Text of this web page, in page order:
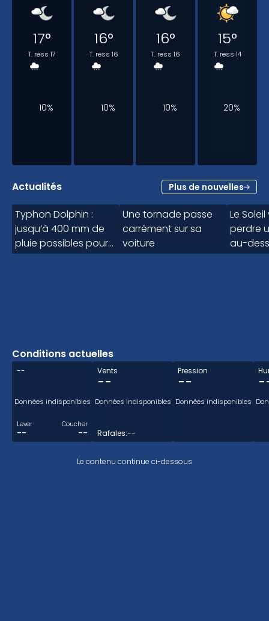
17°
T. ress 17
10%
16°
T. ress 16
10%
16°
T. ress 16
10%
15°
T. ress 14
20%
15°
T. ress 14
Conditions actuelles
--
Lever
--
Coucher
--
Données indisponibles
Vents
--
Rafales:--
Données indisponibles
Pression
--
Données indisponibles
Le contenu continue ci-dessous
Actualités Plus de nouvelles
Typhon Dolphin :
jusqu’à 400 mm de
pluie possibles pour
cette région
0:50
Une tornade passe
carrément sur sa
voiture
Le
perdre
au-
Québec